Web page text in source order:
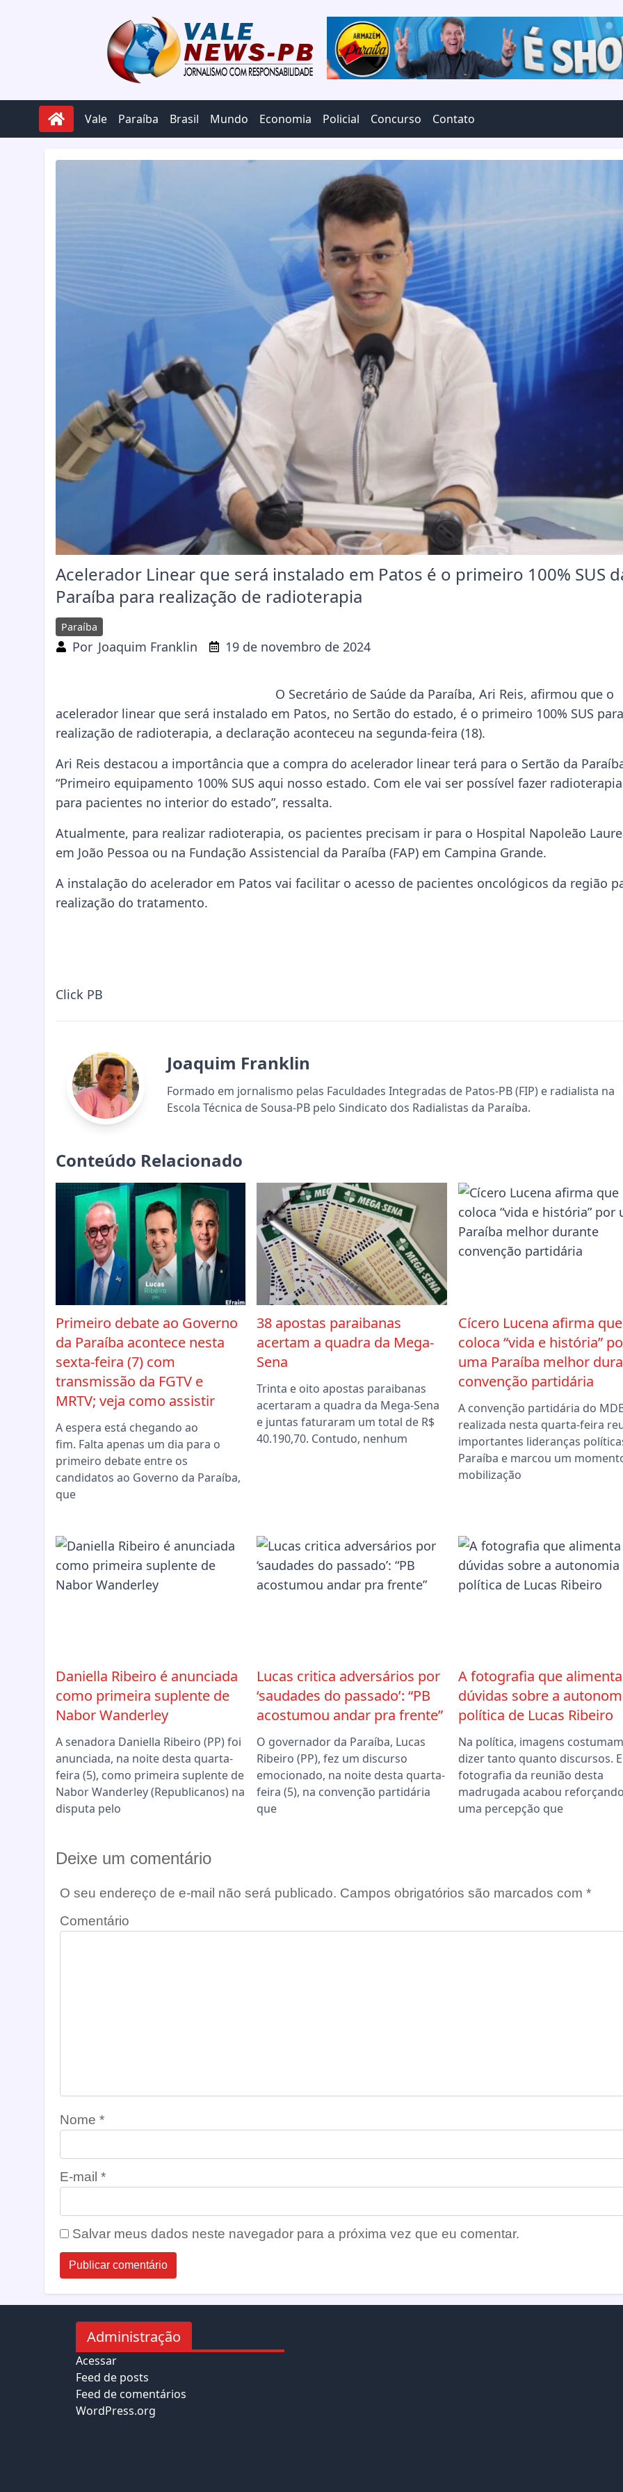
Vale Paraíba Brasil Mundo Economia Policial Concurso Contato
Acelerador Linear que será instalado em Patos é o primeiro 100% SUS
Paraíba para realização de radioterapia
Paraíba
Por Joaquim Franklin 19 de novembro de 2024
O Secretário de Saúde da Paraíba, Ari Reis, afirmou que o
acelerador linear que será instalado em Patos, no Sertão do estado, é o primeiro 100% SUS para
realização de radioterapia, a declaração aconteceu na segunda-feira (18).
Ari Reis destacou a importância que a compra do acelerador linear terá para o Sertão da
“Primeiro equipamento 100% SUS aqui nosso estado. Com ele vai ser possível fazer radioterapia
para pacientes no interior do estado”, ressalta.
Atualmente, para realizar radioterapia, os pacientes precisam ir para o Hospital Napoleão
em João Pessoa ou na Fundação Assistencial da Paraíba (FAP) em Campina Grande.
A instalação do acelerador em Patos vai facilitar o acesso de pacientes oncológicos da região
realização do tratamento.
Click PB
Joaquim Franklin
Formado em jornalismo pelas Faculdades Integradas de Patos-PB (FIP) e radialista na
Escola Técnica de Sousa-PB pelo Sindicato dos Radialistas da Paraíba.
Conteúdo Relacionado
Primeiro debate ao Governo
da Paraíba acontece nesta
sexta-feira (7) com
transmissão da FGTV e
MRTV; veja como assistir
A espera está chegando ao
fim. Falta apenas um dia para o
primeiro debate entre os
candidatos ao Governo da Paraíba,
que
38 apostas paraibanas
acertam a quadra da Mega-
Sena
Trinta e oito apostas paraibanas
acertaram a quadra da Mega-Sena
e juntas faturaram um total de R$
40.190,70. Contudo, nenhum
Cícero Lucena afirma que
coloca “vida e história”
uma Paraíba melhor
convenção partidária
A convenção partidária do
realizada nesta quarta-feira
importantes lideranças
Paraíba e marcou um
mobilização
Daniella Ribeiro é anunciada
como primeira suplente de
Nabor Wanderley
A senadora Daniella Ribeiro (PP) foi
anunciada, na noite desta quarta-
feira (5), como primeira suplente de
Nabor Wanderley (Republicanos) na
disputa pelo
Lucas critica adversários por
‘saudades do passado’: “PB
acostumou andar pra frente”
O governador da Paraíba, Lucas
Ribeiro (PP), fez um discurso
emocionado, na noite desta quarta-
feira (5), na convenção partidária
que
A fotografia que
dúvidas sobre a
política de Lucas Ribeiro
Na política, imagens costumam
dizer tanto quanto discursos.
fotografia da reunião desta
madrugada acabou reforçando
uma percepção que
Deixe um comentário
O seu endereço de e-mail não será publicado. Campos obrigatórios são marcados com *
Comentário
Nome *
E-mail *
Salvar meus dados neste navegador para a próxima vez que eu comentar.
Administração
Acessar
Feed de posts
Feed de comentários
WordPress.org